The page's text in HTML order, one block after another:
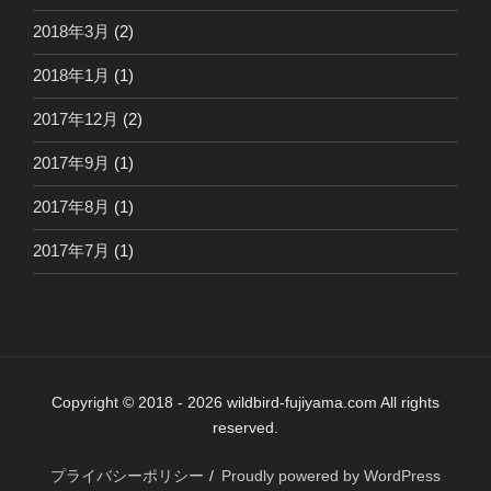
2018年3月 (2)
2018年1月 (1)
2017年12月 (2)
2017年9月 (1)
2017年8月 (1)
2017年7月 (1)
Copyright © 2018 - 2026 wildbird-fujiyama.com All rights
reserved.
プライバシーポリシー Proudly powered by WordPress